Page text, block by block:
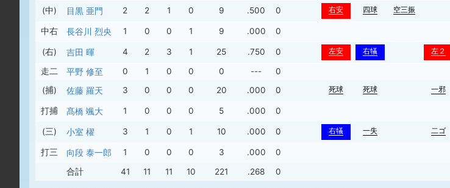
(中) 目黒 亜門 2 2 1 0 9 .500 0 右安 四球 空三振
中右 長谷川 烈央 1 0 0 1 9 .000 0
(右) 吉田 暉 4 2 3 1 25 .750 0 左安 右犠 左２
走二 平野 修至 0 1 0 0 0 ---
0
(捕)
佐藤 羅天 3 0 0 0 20 .000 0 死球 死球 一邪
打捕 髙橋 颯大 1 0 0 0 5 .000 0
(三) 小室 櫂 3 1 0 1 10 .000 0 右犠 一失 二ゴ
打三 向段 泰一郎 1 0 0 0 3 .000 0
合計 41 11 11 10 221 .268 0